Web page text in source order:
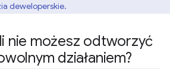
deweloperskie.
nie możesz odtworzyć
działaniem?